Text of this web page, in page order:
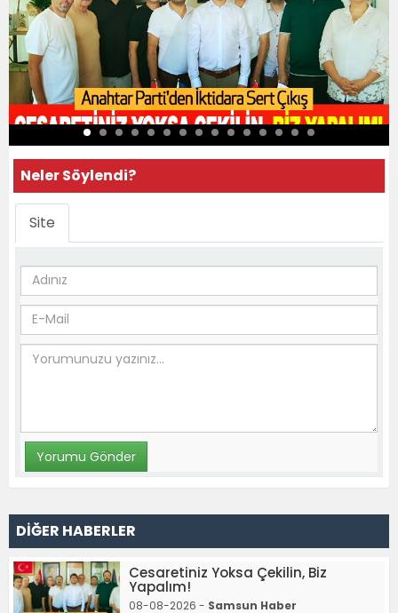
Neler Söylendi?
Site
DİĞER HABERLER
Cesaretiniz Yoksa Çekilin, Biz
Yapalım!
08-08-2026 - Samsun Haber